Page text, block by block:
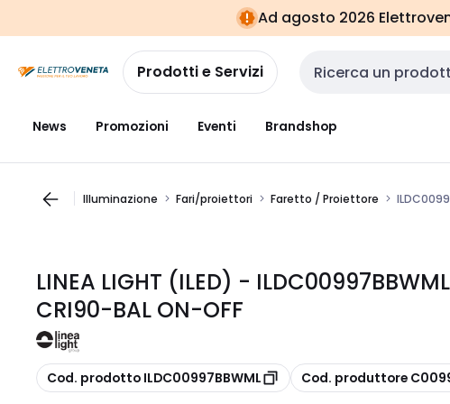
navigazionealla
pagina
Ad agosto 2026
Prodotti e Servizi Cerca input
News Promozioni Eventi Brandshop
Illuminazione Fari/proiettori Faretto / Proiettore
LINEA LIGHT (ILED) -
CRI90-BAL ON-OFF
copia
Cod. prodotto ILDC00997BBWML copia
Cod. produttore